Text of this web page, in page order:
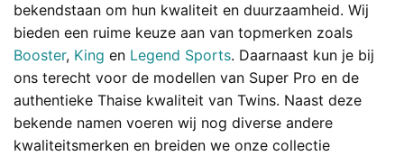
bekendstaan om hun kwaliteit en duurzaamheid. Wij
bieden een ruime keuze aan van topmerken zoals
Booster, King en Legend Sports. Daarnaast kun je bij
ons terecht voor de modellen van Super Pro en de
authentieke Thaise kwaliteit van Twins. Naast deze
bekende namen voeren wij nog diverse andere
kwaliteitsmerken en breiden we onze collectie